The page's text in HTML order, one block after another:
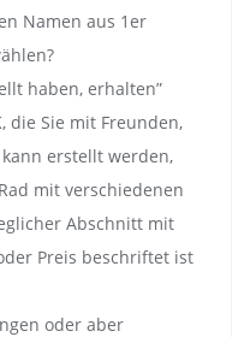
Namen aus 1er
haben, erhalten”
die Sie mit Freunden,
kann erstellt werden,
mit verschiedenen
Abschnitt mit
Preis beschriftet ist
oder aber